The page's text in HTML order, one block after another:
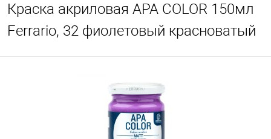
Краска акриловая APA COLOR 150мл
Ferrario, 32 фиолетовый красноватый